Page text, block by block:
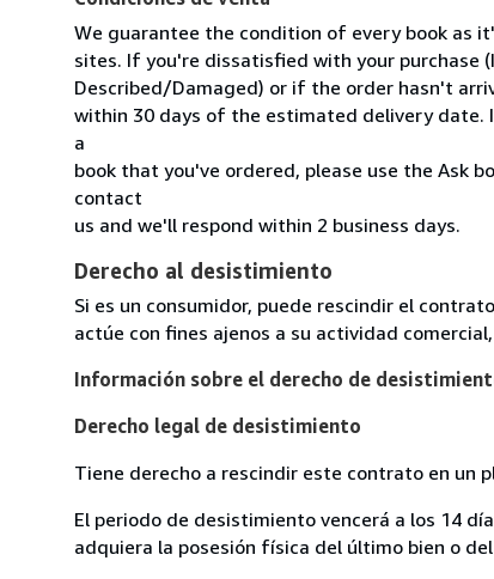
We guarantee the condition of every book as
sites. If you're dissatisfied with your purchase
Described/Damaged) or if the order hasn't
within 30 days of the estimated delivery date.
a
book that you've ordered, please use the Ask
contact
us and we'll respond within 2 business days.
Derecho al desistimiento
Si es un consumidor, puede rescindir el
actúe con fines ajenos a su actividad
Información sobre el derecho de
Derecho legal de desistimiento
Tiene derecho a rescindir este contrato en un
El periodo de desistimiento vencerá a los 14
adquiera la posesión física del último bien o